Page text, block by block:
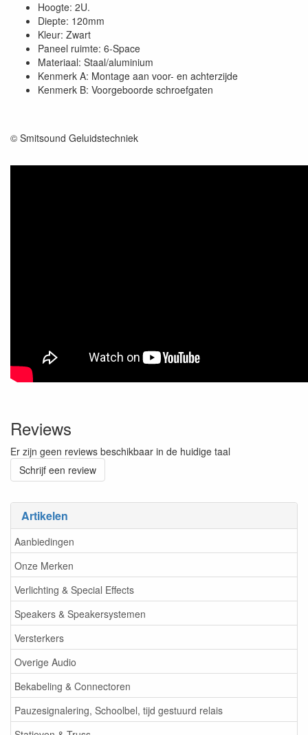
Artikelen
Aanbiedingen
Onze Merken
Verlichting & Special Effects
Speakers & Speakersystemen
Versterkers
Overige Audio
Bekabeling & Connectoren
Pauzesignalering, Schoolbel, tijd gestuurd relais
Hoogte: 2U.
Diepte: 120mm
Kleur: Zwart
Paneel ruimte: 6-Space
Materiaal: Staal/aluminium
Kenmerk A: Montage aan voor- en achterzijde
Kenmerk B: Voorgeboorde schroefgaten
© Smitsound Geluidstechniek
Reviews
Er zijn geen reviews beschikbaar in de huidige taal
Schrijf een review